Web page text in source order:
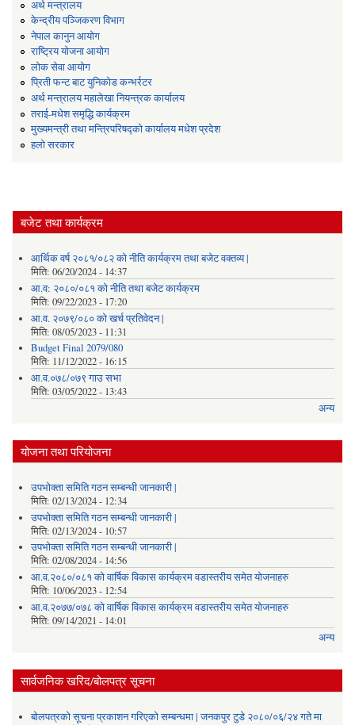
अर्थ मन्त्रालय
केन्द्रीय पञ्जिकरण विभाग
नेपाल कानुन आयोग
राष्ट्रिय योजना आयोग
लोक सेवा आयोग
प्रिती फन्ट बाट युनिकोड कन्भर्रटर
अर्थ मन्त्रालय महालेखा नियन्त्रक कार्यालय
तराई-मधेश समृद्धि कार्यक्रम
मुख्यमन्त्री तथा मन्त्रिपरिषद्को कार्यालय मधेश प्रदेश
हलो सरकार
बजेट तथा कार्यक्रम
आर्थिक वर्ष २०८१/०८२ को नीति कार्यक्रम तथा बजेट वक्तव्य |
मिति: 06/20/2024 - 14:37
आ.व: २०८०/०८१ को नीति तथा बजेट कार्यक्रम
मिति: 09/22/2023 - 17:20
आ.व. २०७९/०८० को खर्च प्रतिवेदन |
मिति: 08/05/2023 - 11:31
Budget Final 2079/080
मिति: 11/12/2022 - 16:15
आ.व.०७८/०७९ गाउ सभा
मिति: 03/05/2022 - 13:43
अन्य
योजना तथा परियोजना
उपभोक्ता समिति गठन सम्बन्धी जानकारी |
मिति: 02/13/2024 - 12:34
उपभोक्ता समिति गठन सम्बन्धी जानकारी |
मिति: 02/13/2024 - 10:57
उपभोक्ता समिति गठन सम्बन्धी जानकारी |
मिति: 02/08/2024 - 14:56
आ.व.२०८०/०८१ को वार्षिक विकास कार्यक्रम वडास्तरीय समेत योजनाहरु
मिति: 10/06/2023 - 12:54
आ.व.२०७७/०७८ को वार्षिक विकास कार्यक्रम वडास्तरीय समेत योजनाहरु
मिति: 09/14/2021 - 14:01
अन्य
सार्वजनिक खरिद/बोलपत्र सूचना
बोलपत्रको सूचना प्रकाशन गरिएको सम्बन्धमा | जनकपुर टुडे २०८०/०६/२४ गते मा